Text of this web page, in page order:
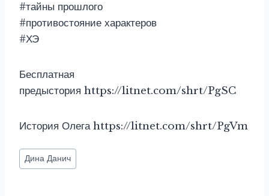
#тайны прошлого
#противостояние характеров
#ХЭ
Бесплатная
предыстория https://litnet.com/shrt/PgSC
История Олега https://litnet.com/shrt/PgVm
Метки
записи:
Дина Данич